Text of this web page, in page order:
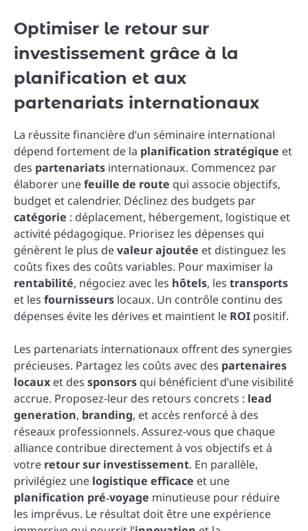
Optimiser le retour sur
investissement grâce à la
planification et aux
partenariats internationaux
La réussite financière d’un séminaire international
dépend fortement de la planification stratégique et
des partenariats internationaux. Commencez par
élaborer unefeuille de route qui associe objectifs,
budget et calendrier. Déclinez des budgets par
catégorie : déplacement, hébergement, logistique et
activité pédagogique. Priorisez les dépenses qui
génèrent le plus devaleur ajoutée et distinguez les
coûts fixes des coûts variables. Pour maximiser la
rentabilité, négociez avec les hôtels, les transports
et les fournisseurs locaux. Un contrôle continu des
dépenses évite les dérives et maintient le ROI positif.
Les partenariats internationaux offrent des synergies
précieuses. Partagez les coûts avec des partenaires
locaux et des sponsors qui bénéficient d’une visibilité
accrue. Proposez-leur des retours concrets : lead
generation, branding, et accès renforcé à des
réseaux professionnels. Assurez-vous que chaque
alliance contribue directement à vos objectifs et à
votre retour sur investissement. En parallèle,
privilégiez une logistique efficace et une
planification pré‑voyage minutieuse pour réduire
les imprévus. Le résultat doit être une expérience